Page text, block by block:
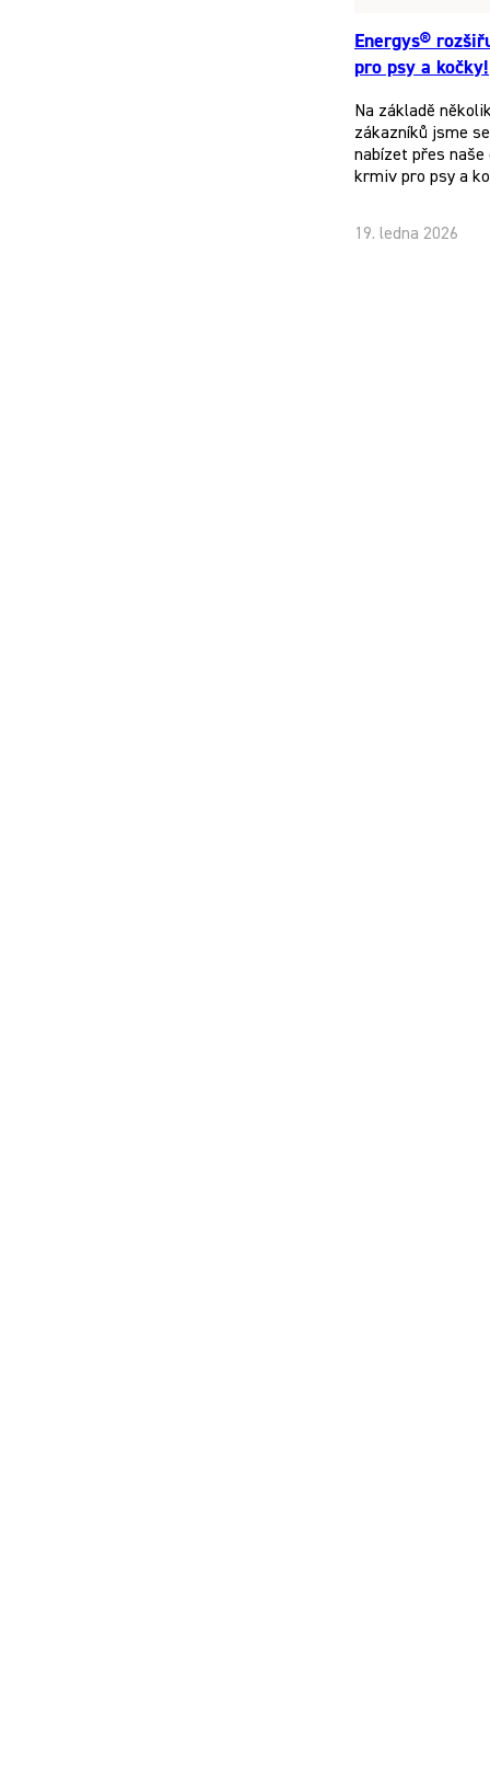
Energys®
pro psy a kočky!
Na základě
zákazníků jsme
nabízet přes
krmiv pro psy a
19. ledna 2026